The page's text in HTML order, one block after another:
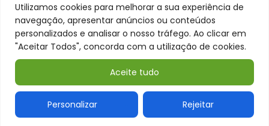
Utilizamos cookies para melhorar a sua experiência de
navegação, apresentar anúncios ou conteúdos
personalizados e analisar o nosso tráfego. Ao clicar em
"Aceitar Todos", concorda com a utilização de cookies.
Personalizar Rejeitar
Aceite tudo
© Póvoa de Lanhoso 2026